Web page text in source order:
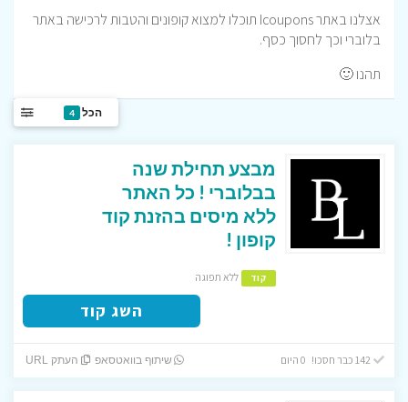
אצלנו באתר Icoupons תוכלו למצוא קופונים והטבות לרכישה באתר
בלוברי וכך לחסוך כסף.
תהנו 🙂
הכל 4
מבצע תחילת שנה
בבלוברי ! כל האתר
ללא מיסים בהזנת קוד
קופון !
קוד ללא תפוגה
השג קוד
שיתוף בוואטסאפ העתק URL